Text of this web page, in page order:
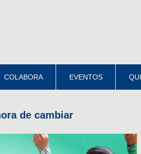
COLABORA EVENTOS
de cambiar